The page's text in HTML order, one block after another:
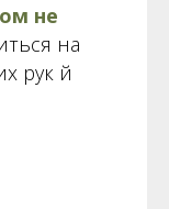
не
на
рук й